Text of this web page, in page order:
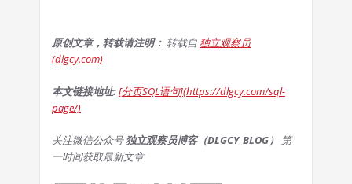
原创文章，转载请注明： 转载自独立观察员
(dlgcy.com)
本文链接地址:[分页SQL语句](https://dlgcy.com/sql-
page/)
关注微信公众号独立观察员博客（DLGCY_BLOG）
第
一时间获取最新文章